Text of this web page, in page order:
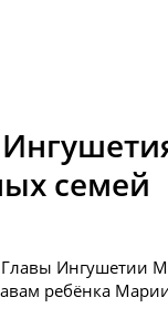
семей
Главы Ингушетии
ребёнка